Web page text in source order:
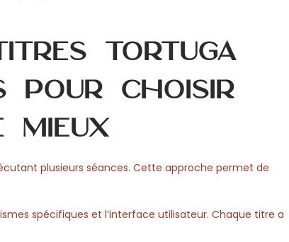
Tortuga
pour choisir
plusieurs séances. Cette approche permet de
spécifiques et l’interface utilisateur. Chaque titre a